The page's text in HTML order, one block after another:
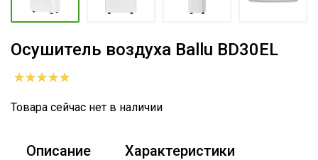
Осушитель воздуха Ballu BD30EL
Товара сейчас нет в наличии
Описание Характеристики